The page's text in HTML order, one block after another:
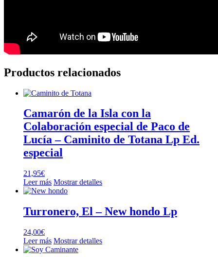
Productos relacionados
Camarón de la Isla con la
Colaboración especial de Paco de
Lucía – Caminito de Totana Lp Ed.
especial
21,95€
Leer más Mostrar detalles
Turronero, El – New hondo Lp
24,00€
Leer más Mostrar detalles